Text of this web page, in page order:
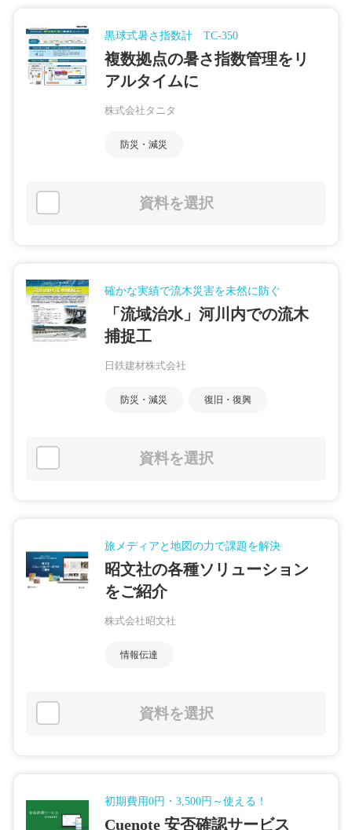
黒球式暑さ指数計 TC-350
複数拠点の暑さ指数管理をリ
アルタイムに
株式会社タニタ
防災・減災
資料を選択
確かな実績で流木災害を未然に防ぐ
「流域治水」河川内での流木
捕捉工
日鉄建材株式会社
防災・減災 復旧・復興
資料を選択
旅メディアと地図の力で課題を解決
昭文社の各種ソリューション
をご紹介
株式会社昭文社
情報伝達
資料を選択
初期費用0円・3,500円～使える！
Cuenote 安否確認サービス